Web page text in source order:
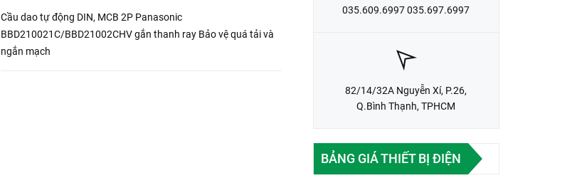
Cầu dao tự động DIN, MCB 2P Panasonic
BBD210021C/BBD21002CHV gắn thanh ray Bảo vệ quá tải và
ngắn mạch
035.609.6997 035.697.6997
82/14/32A Nguyễn Xí, P.26,
Q.Bình Thạnh, TPHCM
BẢNG GIÁ THIẾT BỊ ĐIỆN